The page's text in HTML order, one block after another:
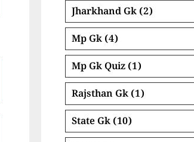
Jharkhand Gk (2)
Mp Gk (4)
Mp Gk Quiz (1)
Rajsthan Gk (1)
State Gk (10)